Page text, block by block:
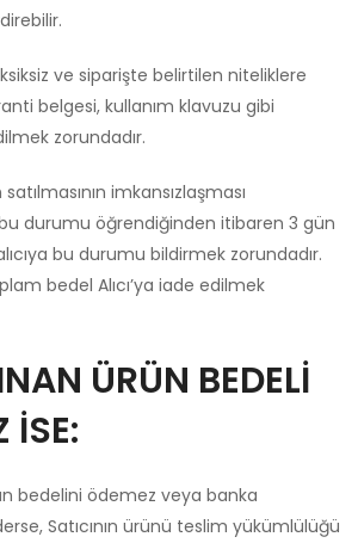
ve siparişte belirtilen niteliklere
belgesi, kullanım klavuzu gibi
zorundadır.
imkansızlaşması
durumu öğrendiğinden itibaren 3 gün
bu durumu bildirmek zorundadır.
bedel Alıcı’ya iade edilmek
ÜRÜN BEDELİ
İSE:
bedelini ödemez veya banka
Satıcının ürünü teslim yükümlülüğü